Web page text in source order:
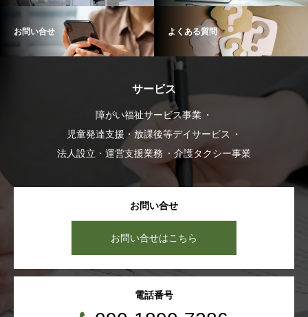
お問い合せ よくある質問
サービス
障がい福祉サービス事業
児童発達支援・放課後等デイサービス
法人設立・運営支援業務
介護タクシー事業
お問い合せ
お問い合せはこちら
電話番号